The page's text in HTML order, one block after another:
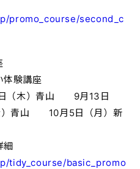
promo_course/second_c
体験講座
（木）青山 9月13日
青山 10月5日（月）新
細
tidy_course/basic_promo